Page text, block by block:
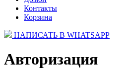
Контакты
Корзина
НАПИСАТЬ В WHATSAPP
Авторизация